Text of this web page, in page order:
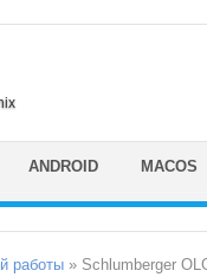
ANDROID MACOS
работы » Schlumberger